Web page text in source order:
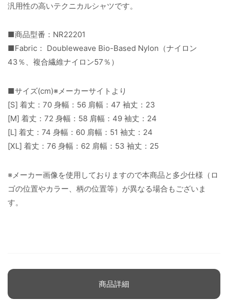
汎用性の高いテクニカルシャツです。
■商品型番：NR22201
■Fabric： Doubleweave Bio-Based Nylon（ナイロン
43％、複合繊維ナイロン57％）
■サイズ(cm)※メーカーサイトより
[S] 着丈：70 身幅：56 肩幅：47 袖丈：23
[M] 着丈：72 身幅：58 肩幅：49 袖丈：24
[L] 着丈：74 身幅：60 肩幅：51 袖丈：24
[XL] 着丈：76 身幅：62 肩幅：53 袖丈：25
※メーカー画像を使用しておりますので本商品と多少仕様（ロ
ゴの位置やカラー、柄の位置等）が異なる場合もございま
す。
商品詳細